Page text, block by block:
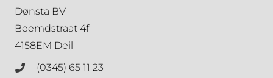
Dønsta BV
Beemdstraat 4f
4158EM Deil
(0345) 65 11 23